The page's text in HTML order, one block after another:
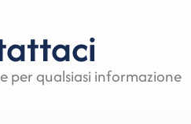
per qualsiasi informazione